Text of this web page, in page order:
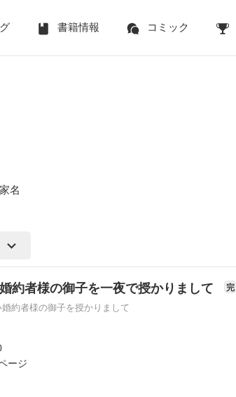
書籍情報 コミック
名
約者様の御子を一夜で授かりまして 完
約者様の御子を授かりまして
ージ